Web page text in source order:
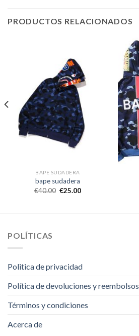
PRODUCTOS RELACIONADOS
BAPE SUDADERA
bape sudadera
€40.00 €25.00
POLÍTICAS
Politica de privacidad
Política de devoluciones y reembolsos
Términos y condiciones
Acerca de